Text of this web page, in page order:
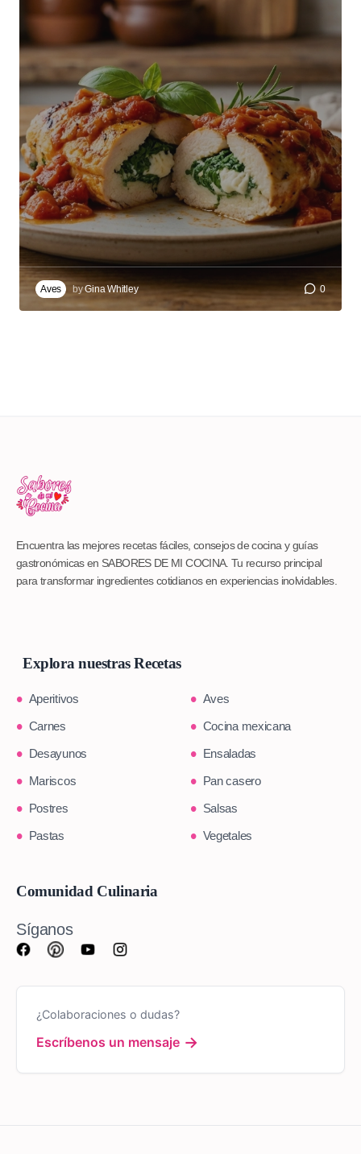
Aves byGina Whitley 0
Encuentra las mejores recetas fáciles, consejos de cocina y guías
gastronómicas en SABORES DE MI COCINA. Tu recurso principal
para transformar ingredientes cotidianos en experiencias inolvidables.
Explora nuestras Recetas
Aperitivos
Aves
Carnes
Cocina mexicana
Desayunos
Ensaladas
Mariscos
Pan casero
Postres
Salsas
Pastas
Vegetales
Comunidad Culinaria
Síganos
¿Colaboraciones o dudas?
Escríbenos un mensaje →